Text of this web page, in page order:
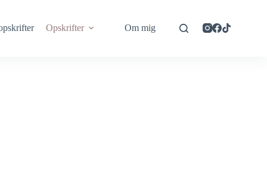
Opskrifter Om mig